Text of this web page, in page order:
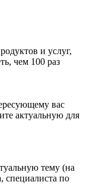
и услуг,
чем 100 раз
вас
актуальную для
тему (на
специалиста по